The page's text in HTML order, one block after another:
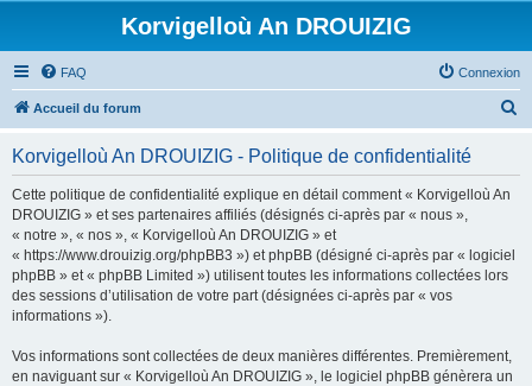
Korvigelloù An DROUIZIG
FAQ Connexion
Accueil du forum
Korvigelloù An DROUIZIG - Politique de confidentialité
Cette politique de confidentialité explique en détail comment « Korvigelloù An
DROUIZIG » et ses partenaires affiliés (désignés ci-après par « nous »,
« notre », « nos », « Korvigelloù An DROUIZIG » et
« https://www.drouizig.org/phpBB3 ») et phpBB (désigné ci-après par « logiciel
phpBB » et « phpBB Limited ») utilisent toutes les informations collectées lors
des sessions d’utilisation de votre part (désignées ci-après par « vos
informations »).
Vos informations sont collectées de deux manières différentes. Premièrement,
en naviguant sur « Korvigelloù An DROUIZIG », le logiciel phpBB génèrera un